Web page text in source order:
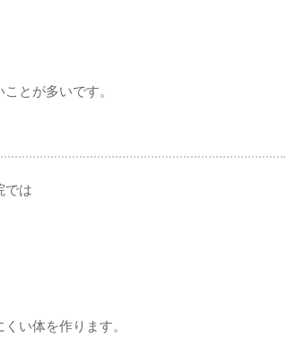
とが多いです。
では
い体を作ります。